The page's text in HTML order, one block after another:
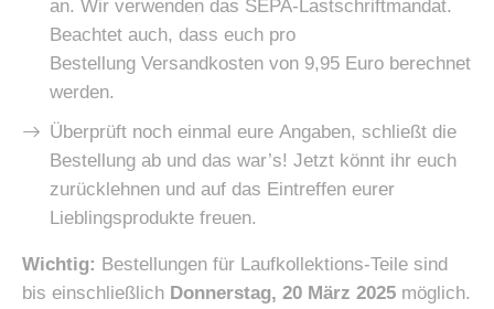
an. Wir verwenden das SEPA-Lastschriftmandat.
Beachtet auch, dass euch pro
Bestellung Versandkosten von 9,95 Euro berechnet
werden.
Überprüft noch einmal eure Angaben, schließt die
Bestellung ab und das war’s! Jetzt könnt ihr euch
zurücklehnen und auf das Eintreffen eurer
Lieblingsprodukte freuen.
Wichtig: Bestellungen für Laufkollektions-Teile sind
bis einschließlich Donnerstag, 20 März 2025 möglich.